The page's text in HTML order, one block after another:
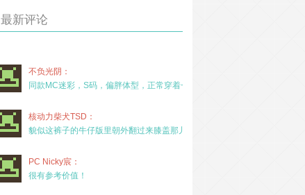
最新评论
不负光阴：
同款MC迷彩，S码，偏胖体型，正常穿着一年半，没
核动力柴犬TSD：
貌似这裤子的牛仔版里朝外翻过来膝盖那儿有放护膝的
PC Nicky宸：
很有参考价值！